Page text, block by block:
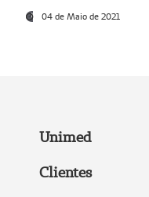
04 de Maio de 2021
Unimed
Clientes